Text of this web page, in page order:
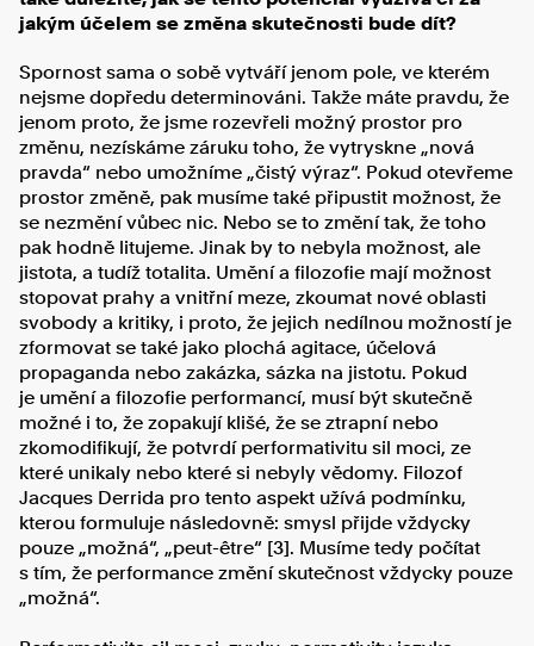
jakým účelem se změna skutečnosti bude dít?
Spornost sama o sobě vytváří jenom pole, ve kterém
nejsme dopředu determinováni. Takže máte pravdu, že
jenom proto, že jsme rozevřeli možný prostor pro
změnu, nezískáme záruku toho, že vytryskne „nová
pravda“ nebo umožníme „čistý výraz“. Pokud otevřeme
prostor změně, pak musíme také připustit možnost, že
se nezmění vůbec nic. Nebo se to změní tak, že toho
pak hodně litujeme. Jinak by to nebyla možnost, ale
jistota, a tudíž totalita. Umění a filozofie mají možnost
stopovat prahy a vnitřní meze, zkoumat nové oblasti
svobody a kritiky, i proto, že jejich nedílnou možností je
zformovat se také jako plochá agitace, účelová
propaganda nebo zakázka, sázka na jistotu. Pokud
je umění a filozofie performancí, musí být skutečně
možné i to, že zopakují klišé, že se ztrapní nebo
zkomodifikují, že potvrdí performativitu sil moci, ze
které unikaly nebo které si nebyly vědomy. Filozof
Jacques Derrida pro tento aspekt užívá podmínku,
kterou formuluje následovně: smysl přijde vždycky
pouze „možná“, „peut-être“ [3]. Musíme tedy počítat
s tím, že performance změní skutečnost vždycky pouze
„možná“.